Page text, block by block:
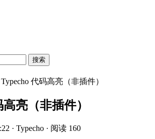
搜索
Typecho 代码高亮（非插件）
亮（非插件）
· Typecho · 阅读 160